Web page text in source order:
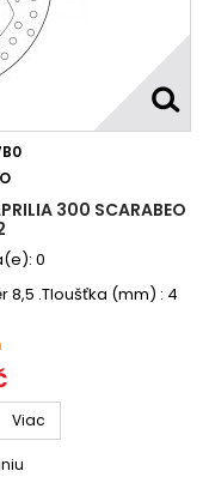
300 SCARABEO
0
8,5 .Tloušťka (mm) : 4
Viac